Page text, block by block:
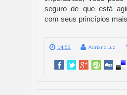
seguro de que está
com seus princípios
14:53 Adriano Luz